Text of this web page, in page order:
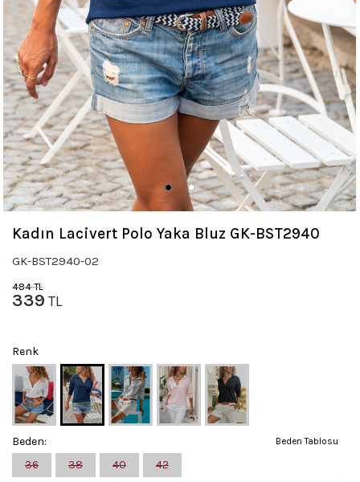
Kadın Lacivert Polo Yaka Bluz GK-BST2940
GK-BST2940-02
484TL
339 TL
Renk
Beden Tablosu
Beden:
36
38 40 42